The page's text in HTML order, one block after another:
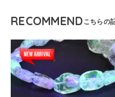
RECOMMEND